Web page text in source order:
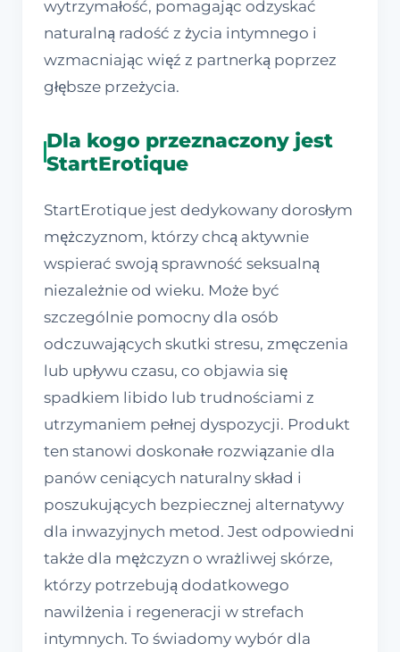
wytrzymałość, pomagając odzyskać
naturalną radość z życia intymnego i
wzmacniając więź z partnerką poprzez
głębsze przeżycia.
Dla kogo przeznaczony jest
StartErotique
StartErotique jest dedykowany dorosłym
mężczyznom, którzy chcą aktywnie
wspierać swoją sprawność seksualną
niezależnie od wieku. Może być
szczególnie pomocny dla osób
odczuwających skutki stresu, zmęczenia
lub upływu czasu, co objawia się
spadkiem libido lub trudnościami z
utrzymaniem pełnej dyspozycji. Produkt
ten stanowi doskonałe rozwiązanie dla
panów ceniących naturalny skład i
poszukujących bezpiecznej alternatywy
dla inwazyjnych metod. Jest odpowiedni
także dla mężczyzn o wrażliwej skórze,
którzy potrzebują dodatkowego
nawilżenia i regeneracji w strefach
intymnych. To świadomy wybór dla